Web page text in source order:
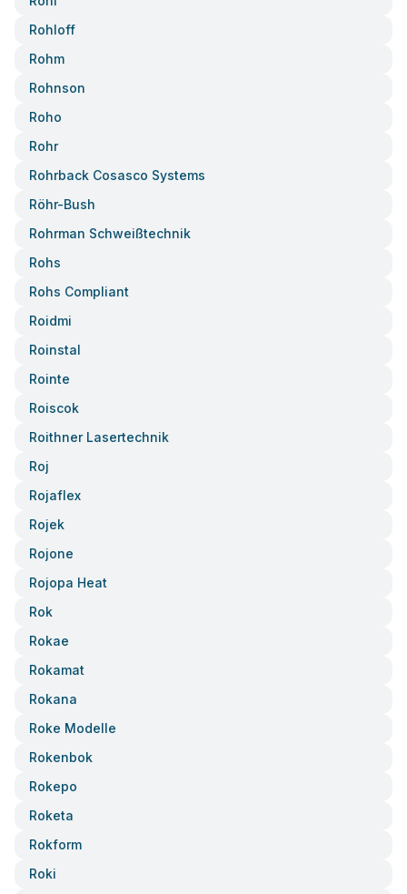
Rohloff
Rohm
Rohnson
Roho
Rohr
Rohrback Cosasco Systems
Röhr-Bush
Rohrman Schweißtechnik
Rohs
Rohs Compliant
Roidmi
Roinstal
Rointe
Roiscok
Roithner Lasertechnik
Roj
Rojaflex
Rojek
Rojone
Rojopa Heat
Rok
Rokae
Rokamat
Rokana
Roke Modelle
Rokenbok
Rokepo
Roketa
Rokform
Roki